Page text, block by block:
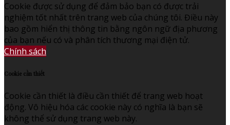
Cookie được sử dụng để đảm bảo bạn có được trải
nghiệm tốt nhất trên trang web của chúng tôi. Điều này
bao gồm hiển thị thông tin bằng ngôn ngữ địa phương
của bạn nếu có và phân tích thương mại điện tử.
Chính sách
Cookie cần thiết
Cookie cần thiết là điều cần thiết để trang web hoạt
động. Vô hiệu hóa các cookie này có nghĩa là bạn sẽ
không thể sử dụng trang web này.